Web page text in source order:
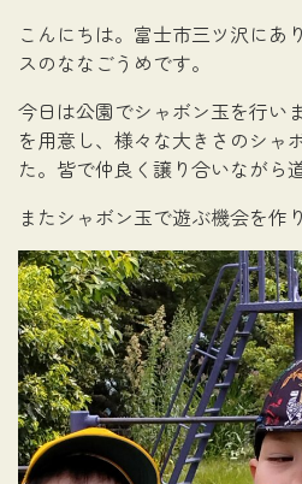
こんにちは。富士市三ツ沢にあ
スのななごうめです。
今日は公園でシャボン玉を行い
を用意し、様々な大きさのシャ
た。皆で仲良く譲り合いながら
またシャボン玉で遊ぶ機会を作